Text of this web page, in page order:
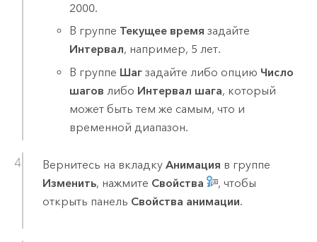
2000.
В группе Текущее время задайте
Интервал, например, 5 лет.
В группе Шаг задайте либо опцию Число
шагов либо Интервал шага, который
может быть тем же самым, что и
временной диапазон.
Вернитесь на вкладку Анимация в группе
Изменить, нажмите Свойства
, чтобы
открыть панель Свойства анимации.